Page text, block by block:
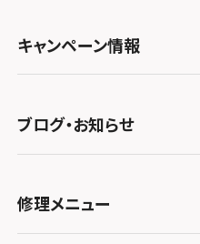
スマホスピタル テルル
スマホスピタル 熊谷
スマホスピタル ゲオ
スマホスピタル埼玉大
スマホスピタル テルル
スマホスピタル テル
スマホスピタル 長野
スマホスピタル 浜松
スマホスピタル静岡パ
スマホスピタル 藤枝
スマホスピタル名古
スマホスピタル名古屋
スマホスピタル 大阪梅
スマホスピタル by デ
スマホスピタル京橋
スマホスピタル by デ
スマホスピタル難波
中国・四国
スマホスピタル岡山駅前
スマホスピタル西条
スマホスピタル by デ
ち
スマホスピタル福岡天
プライバシーポリシー
郵送修理依頼
キャンペーン情報
キャンペーン一覧
ブログ・お知らせ
お知らせ
修理メニュー